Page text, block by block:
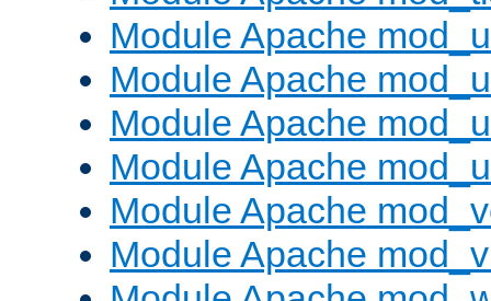
Module Apache
Module Apache
Module Apache
Module Apache
Module Apache
Module Apache